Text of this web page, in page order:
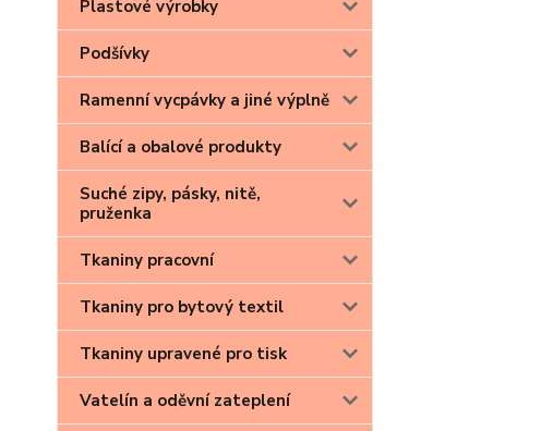
Plastové výrobky
Podšívky
Ramenní vycpávky a jiné výplně
Balící a obalové produkty
Suché zipy, pásky, nitě,
pruženka
Tkaniny pracovní
Tkaniny pro bytový textil
Tkaniny upravené pro tisk
Vatelín a oděvní zateplení